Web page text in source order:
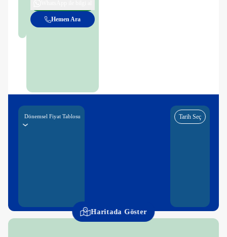
Haritada Göster
Hemen Ara
Dönemsel Fiyat Tablosu Tarih Seç